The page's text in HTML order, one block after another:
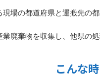
現場の都道府県と運搬先の
廃棄物を収集し、他県の
こんな